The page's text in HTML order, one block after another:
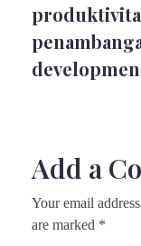
Add a
Your email
are marked *